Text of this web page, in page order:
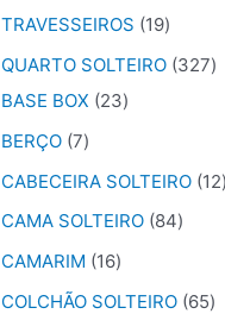
TRAVESSEIROS 19
QUARTO SOLTEIRO 327
BASE BOX 23
BERÇO 7
CABECEIRA SOLTEIRO 12
CAMA SOLTEIRO 84
CAMARIM 16
COLCHÃO SOLTEIRO 65